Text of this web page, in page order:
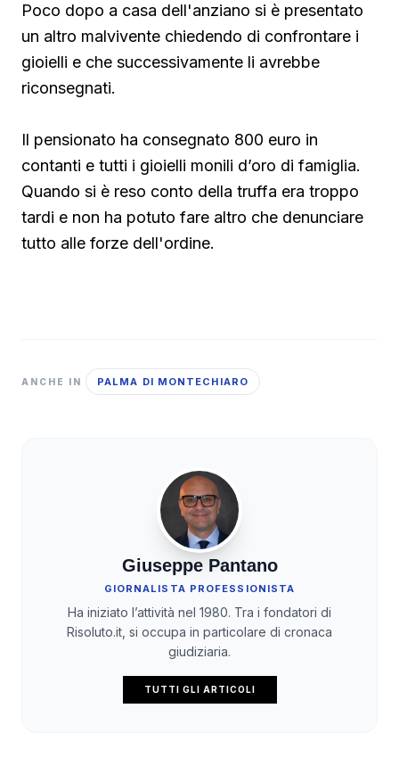
Poco dopo a casa dell'anziano si è presentato
un altro malvivente chiedendo di confrontare i
gioielli e che successivamente li avrebbe
riconsegnati.
Il pensionato ha consegnato 800 euro in
contanti e tutti i gioielli monili d’oro di famiglia.
Quando si è reso conto della truffa era troppo
tardi e non ha potuto fare altro che denunciare
tutto alle forze dell'ordine.
ANCHE IN PALMA DI MONTECHIARO
Giuseppe Pantano
GIORNALISTA PROFESSIONISTA
Ha iniziato l’attività nel 1980. Tra i fondatori di
Risoluto.it, si occupa in particolare di cronaca
giudiziaria.
TUTTI GLI ARTICOLI